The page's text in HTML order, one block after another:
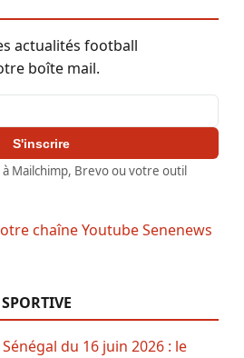
actualités football
boîte mail.
S'inscrire
Mailchimp, Brevo ou votre outil
Sénégal du 16 juin 2026 : le